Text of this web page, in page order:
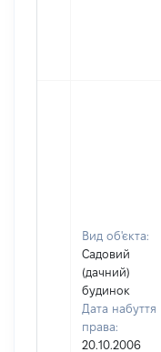
Вид об'єкта:
Садовий
(дачний)
будинок
Дата набуття
права:
20.10.2006